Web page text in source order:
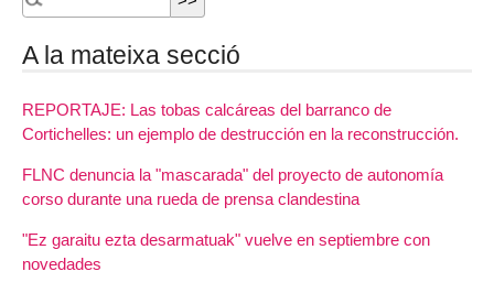
A la mateixa secció
REPORTAJE: Las tobas calcáreas del barranco de
Cortichelles: un ejemplo de destrucción en la reconstrucción.
FLNC denuncia la "mascarada" del proyecto de autonomía
corso durante una rueda de prensa clandestina
"Ez garaitu ezta desarmatuak" vuelve en septiembre con
novedades